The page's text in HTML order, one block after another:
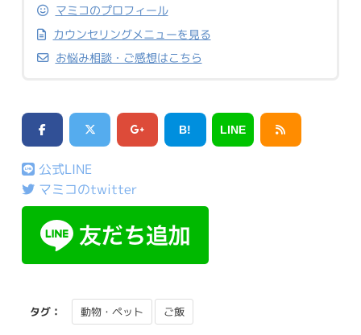
マミコのプロフィール
カウンセリングメニューを見る
お悩み相談・ご感想はこちら
B! LINE
公式LINE
マミコのtwitter
タグ： 動物・ペット ご飯